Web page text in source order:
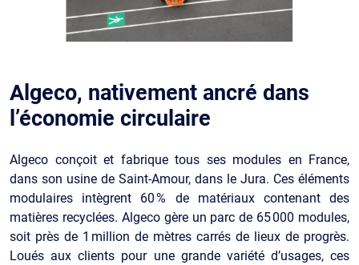
Algeco, nativement ancré dans
l’économie circulaire
Algeco conçoit et fabrique tous ses modules en France,
dans son usine de Saint-Amour, dans le Jura. Ces éléments
modulaires intègrent 60 % de matériaux contenant des
matières recyclées. Algeco gère un parc de 65 000 modules,
soit près de 1 million de mètres carrés de lieux de progrès.
Loués aux clients pour une grande variété d’usages, ces